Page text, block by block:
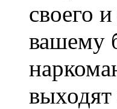
своего
вашему